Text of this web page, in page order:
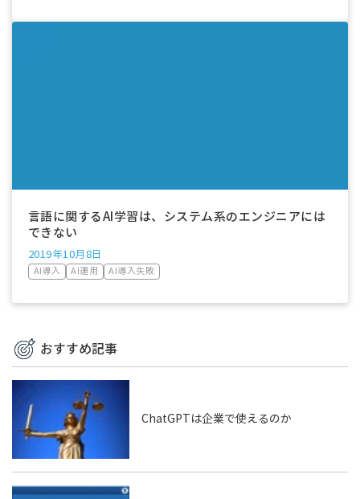
言語に関するAI学習は、システム系のエンジニアには
できない
2019年10月8日
AI導入 AI運用 AI導入失敗
おすすめ記事
ChatGPTは企業で使えるのか